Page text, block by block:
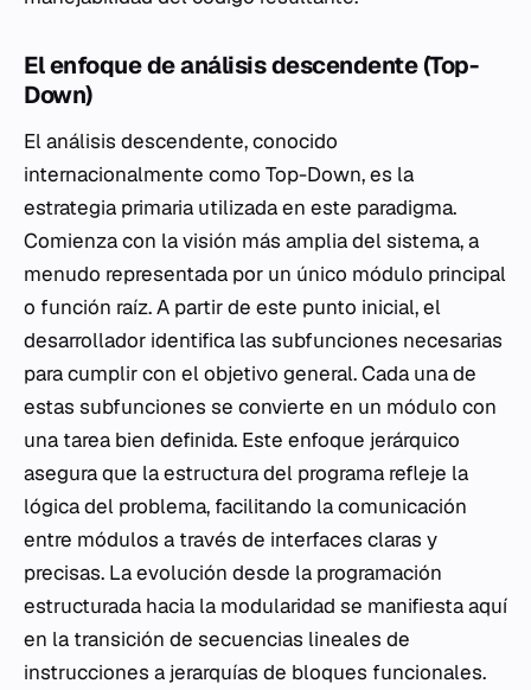
El enfoque de análisis descendente (Top-
Down)
El análisis descendente, conocido
internacionalmente como Top-Down, es la
estrategia primaria utilizada en este paradigma.
Comienza con la visión más amplia del sistema, a
menudo representada por un único módulo principal
o función raíz. A partir de este punto inicial, el
desarrollador identifica las subfunciones necesarias
para cumplir con el objetivo general. Cada una de
estas subfunciones se convierte en un módulo con
una tarea bien definida. Este enfoque jerárquico
asegura que la estructura del programa refleje la
lógica del problema, facilitando la comunicación
entre módulos a través de interfaces claras y
precisas. La evolución desde la programación
estructurada hacia la modularidad se manifiesta aquí
en la transición de secuencias lineales de
instrucciones a jerarquías de bloques funcionales.